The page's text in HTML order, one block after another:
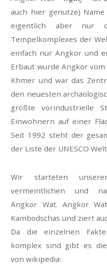
auch hier genutze)
eigentlich aber nur
Tempelkomplexes der
einfach nur Angkor und
Erbaut wurde Angkor
Khmer und war das
den neuesten
größte vorindustrielle
Einwohnern auf einer
Seit 1992 steht der
der Liste der UNESCO
Wir starteten
vermeintlichen und
Angkor Wat. Angkor
Kambodschas und ziert
Da die einzelnen
komplex sind gibt es
von wikipedia: